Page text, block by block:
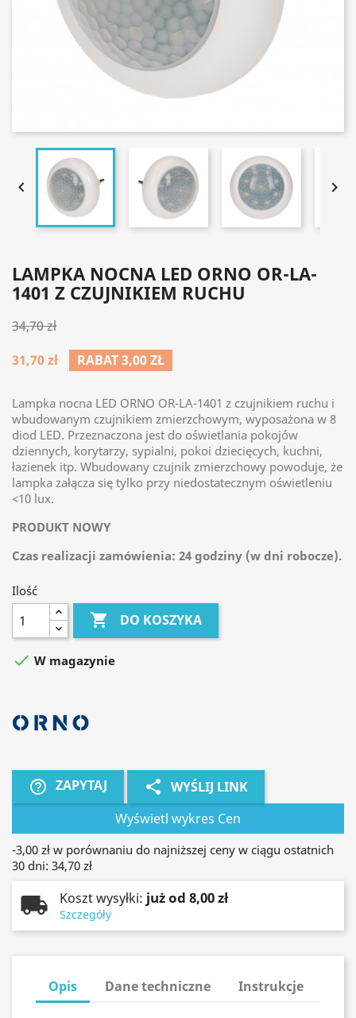
 
LAMPKA NOCNA LED ORNO OR-LA-
1401 Z CZUJNIKIEM RUCHU
34,70 zł
31,70 zł
RABAT 3,00 ZŁ
Lampka nocna LED ORNO OR-LA-1401 z czujnikiem ruchu i
wbudowanym czujnikiem zmierzchowym, wyposażona w 8
diod LED. Przeznaczona jest do oświetlania pokojów
dziennych, korytarzy, sypialni, pokoi dziecięcych, kuchni,
łazienek itp. Wbudowany czujnik zmierzchowy powoduje, że
lampka załącza się tylko przy niedostatecznym oświetleniu
<10 lux.
PRODUKT NOWY
Czas realizacji zamówienia: 24 godziny (w dni robocze).
Ilość
 DO KOSZYKA
 W magazynie
help_outline ZAPYTAJ share WYŚLIJ LINK
Wyświetl wykres Cen
-3,00 zł w porównaniu do najniższej ceny w ciągu ostatnich
30 dni: 34,70 zł
Koszt wysyłki: już od 8,00 zł
Szczegóły
Opis Dane techniczne Instrukcje